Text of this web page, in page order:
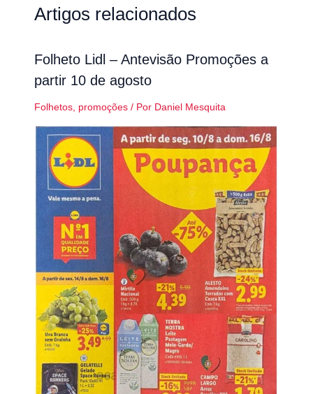
Artigos relacionados
Folheto Lidl – Antevisão Promoções a
partir 10 de agosto
Folhetos, promoções/ Por Daniel Mesquita